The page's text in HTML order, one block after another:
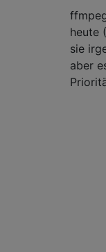
heute
sie
aber